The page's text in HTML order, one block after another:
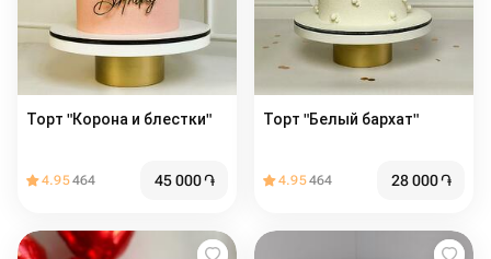
Торт "Корона и блестки"
4.95464 45 000֏
Торт "Белый бархат"
4.95464 28 000֏